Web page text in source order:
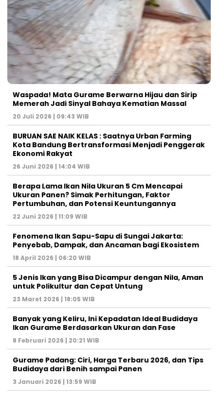
Waspada! Mata Gurame Berwarna Hijau dan Sirip
Memerah Jadi Sinyal Bahaya Kematian Massal
20 Juli 2026 | 09:43 WIB
BURUAN SAE NAIK KELAS : Saatnya Urban Farming
Kota Bandung Bertransformasi Menjadi Penggerak
Ekonomi Rakyat
26 Juni 2026 | 14:04 WIB
Berapa Lama Ikan Nila Ukuran 5 Cm Mencapai
Ukuran Panen? Simak Perhitungan, Faktor
Pertumbuhan, dan Potensi Keuntungannya
22 Juni 2026 | 11:09 WIB
Fenomena Ikan Sapu-Sapu di Sungai Jakarta:
Penyebab, Dampak, dan Ancaman bagi Ekosistem
18 April 2026 | 06:20 WIB
5 Jenis Ikan yang Bisa Dicampur dengan Nila, Aman
untuk Polikultur dan Cepat Untung
23 Maret 2026 | 18:05 WIB
Banyak yang Keliru, Ini Kepadatan Ideal Budidaya
Ikan Gurame Berdasarkan Ukuran dan Fase
8 Februari 2026 | 20:21 WIB
Gurame Padang: Ciri, Harga Terbaru 2026, dan Tips
Budidaya dari Benih sampai Panen
3 Januari 2026 | 13:59 WIB